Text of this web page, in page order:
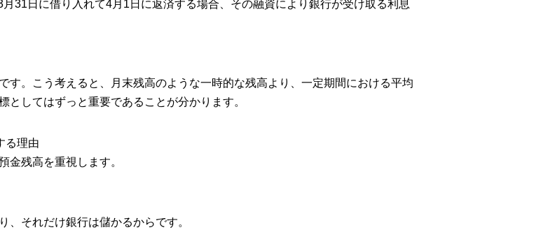
31日に借り入れて4月1日に返済する場合、その融資により銀行が受け取る利息
す。こう考えると、月末残高のような一時的な残高より、一定期間における平均
してはずっと重要であることが分かります。
る理由
金残高を重視します。
、それだけ銀行は儲かるからです。